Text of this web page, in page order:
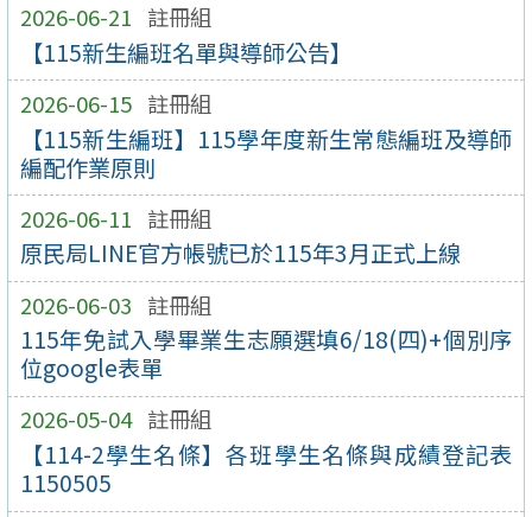
2026-06-21 註冊組
【115新生編班名單與導師公告】
2026-06-15 註冊組
【115新生編班】115學年度新生常態編班及導師
編配作業原則
2026-06-11 註冊組
原民局LINE官方帳號已於115年3月正式上線
2026-06-03 註冊組
115年免試入學畢業生志願選填6/18(四)+個別序
位google表單
2026-05-04 註冊組
【114-2學生名條】各班學生名條與成績登記表
1150505